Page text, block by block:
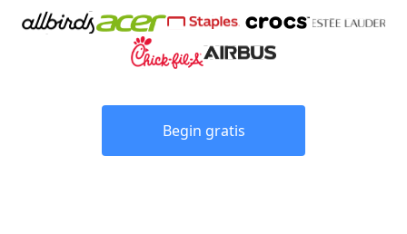
Begin gratis